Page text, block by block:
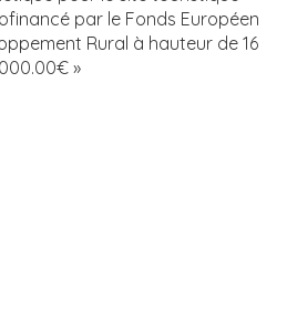
par le Fonds Européen
Rural à hauteur de 16
000.00€ »